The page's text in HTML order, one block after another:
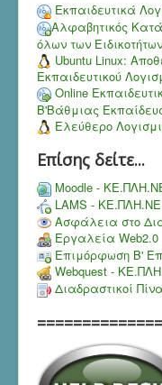
Εκπαιδευτικά
Αλφαβητικός
όλων των Ειδικοτήτων
Ubuntu Linux:
Εκπαιδευτικού
Online
Β'Βάθμιας
Ελεύθερο
Επίσης δείτε...
Moodle -
LAMS -
Ασφάλεια στο
Εργαλεία Web2.0
Επιμόρφωση Β'
Webquest -
Διαδραστικοί